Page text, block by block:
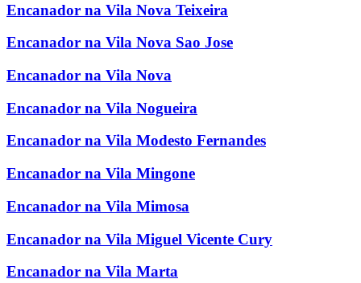
Encanador na Vila Nova Teixeira
Encanador na Vila Nova Sao Jose
Encanador na Vila Nova
Encanador na Vila Nogueira
Encanador na Vila Modesto Fernandes
Encanador na Vila Mingone
Encanador na Vila Mimosa
Encanador na Vila Miguel Vicente Cury
Encanador na Vila Marta